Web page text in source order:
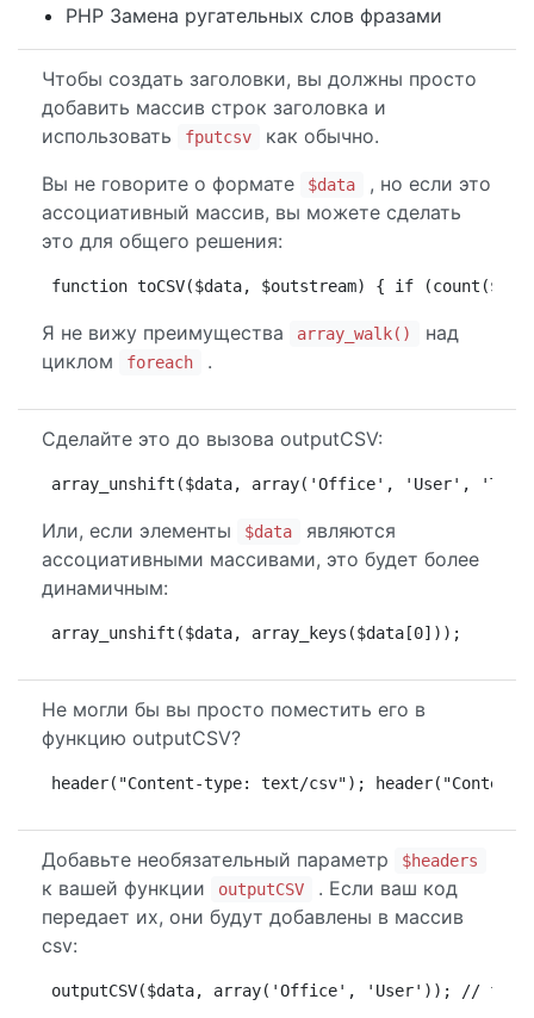
PHP Замена ругательных слов фразами
Чтобы создать заголовки, вы должны просто
добавить массив строк заголовка и
использовать
fputcsv
как обычно.
Вы не говорите о формате
$data
, но если это
ассоциативный массив, вы можете сделать
это для общего решения:
function toCSV($data, $outstream) { if
Я не вижу преимущества array_walk()
над
циклом
foreach .
Сделайте это до вызова outputCSV:
array_unshift($data, array('Office', 'User',
Или, если элементы $data
являются
ассоциативными массивами, это будет более
динамичным:
array_unshift($data, array_keys($data[0]));
Не могли бы вы просто поместить его в
функцию outputCSV?
header("Content-type: text/csv");
Добавьте необязательный параметр $headers
к вашей функции outputCSV
. Если ваш код
передает их, они будут добавлены в массив
csv:
outputCSV($data, array('Office', 'User')); //